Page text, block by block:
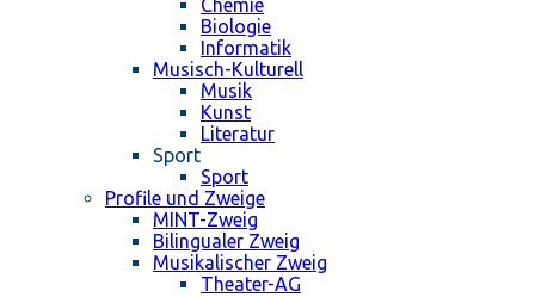
Chemie
Biologie
Informatik
Musisch-Kulturell
Musik
Kunst
Literatur
Sport
Sport
Profile und Zweige
MINT-Zweig
Bilingualer Zweig
Musikalischer Zweig
Theater-AG